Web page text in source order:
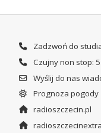
Zadzwoń do
Czujny non stop:
Wyślij do nas
Prognoza pogody
radioszczecin.pl